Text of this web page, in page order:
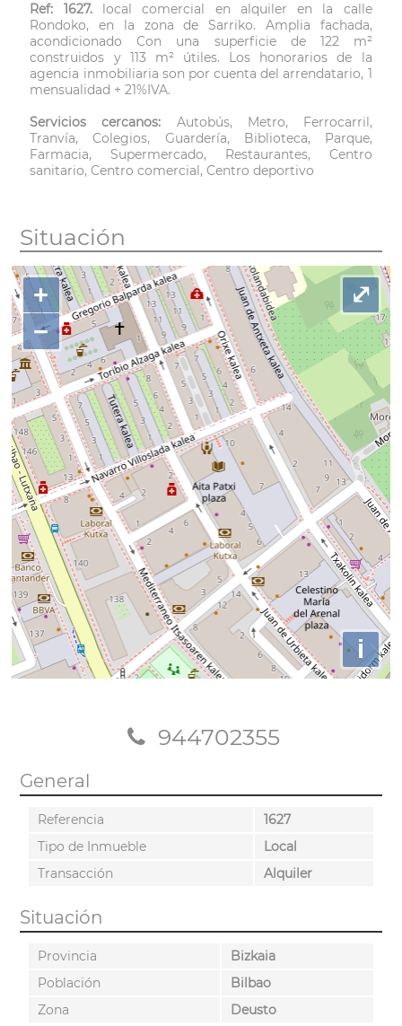
Ref: 1627.local comercial en alquiler en la calle
Rondoko, en la zona de Sarriko. Amplia fachada,
acondicionado Con una superficie de 122 m²
construidos y 113 m² útiles. Los honorarios de la
agencia inmobiliaria son por cuenta del arrendatario, 1
mensualidad + 21%IVA.
Servicios cercanos: Autobús, Metro, Ferrocarril,
Tranvía, Colegios, Guardería, Biblioteca, Parque,
Farmacia, Supermercado, Restaurantes, Centro
sanitario, Centro comercial, Centro deportivo
Situación
+
−
i
⤢
944702355
General
Referencia
1627
Tipo de Inmueble
Local
Transacción
Alquiler
Situación
Provincia
Bizkaia
Población
Bilbao
Zona
Deusto